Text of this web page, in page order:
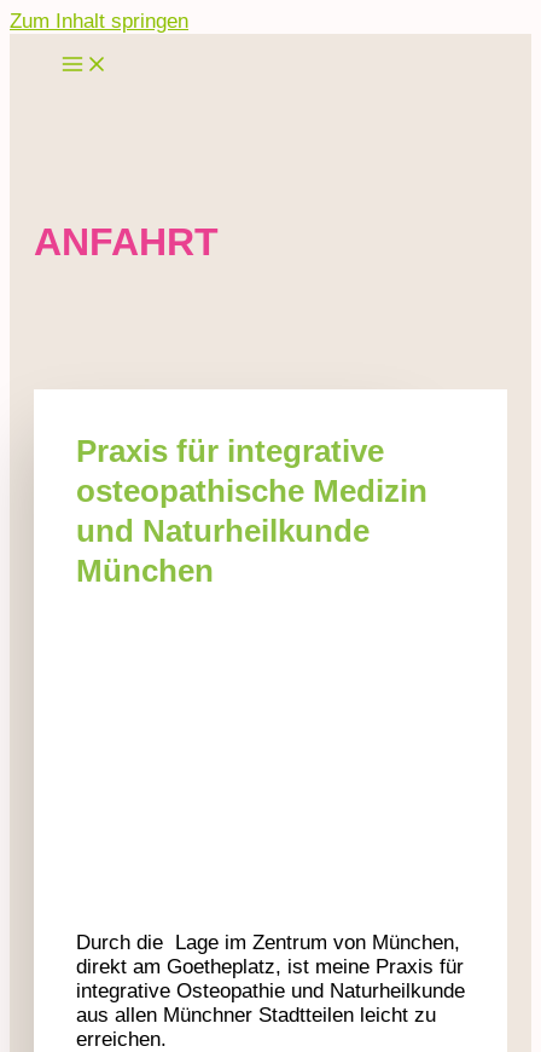
Zum Inhalt springen
ANFAHRT
Praxis für integrative
osteopathische Medizin
und Naturheilkunde
München
Durch die Lage im Zentrum von München,
direkt am Goetheplatz, ist meine Praxis für
integrative Osteopathie und Naturheilkunde
aus allen Münchner Stadtteilen leicht zu
erreichen.